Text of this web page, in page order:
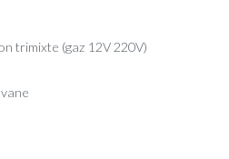
trimixte (gaz 12V 220V)